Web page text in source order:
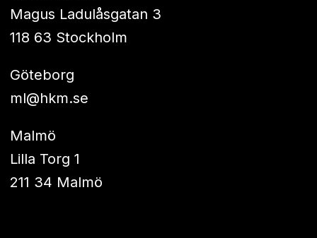
Magus Ladulåsgatan 3
118 63 Stockholm
Göteborg
ml@hkm.se
Malmö
Lilla Torg 1
211 34 Malmö